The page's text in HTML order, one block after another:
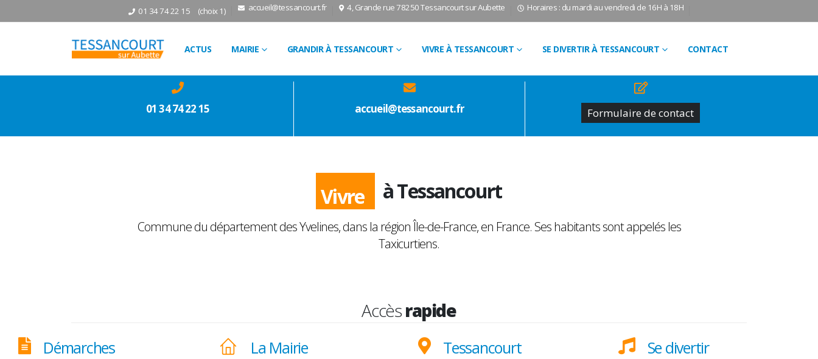
01 34 74 22 15 (choix 1) accueil@tessancourt.fr 4, Grande rue 78250 Tessancourt sur Aubette Horaires : du mardi au vendredi de 16H à 18H
ACTUS MAIRIE GRANDIR À TESSANCOURT VIVRE À TESSANCOURT SE DIVERTIR À TESSANCOURT CONTACT
01 34 74 22 15 accueil@tessancourt.fr Formulaire de contact
Vivre à Tessancourt
Commune du département des Yvelines, dans la région Île-de-France, en France. Ses habitants sont appelés les
Taxicurtiens.
Accèsrapide
Démarches La Mairie Tessancourt Se divertir